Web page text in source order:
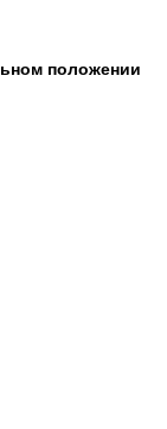
положении